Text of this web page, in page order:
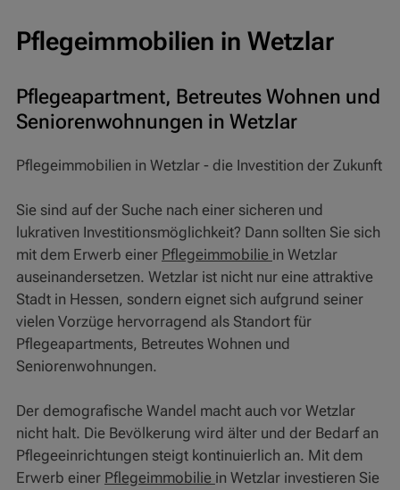
Pflegeimmobilien in Wetzlar
Pflegeapartment, Betreutes Wohnen und
Seniorenwohnungen in Wetzlar
Pflegeimmobilien in Wetzlar - die Investition der Zukunft
Sie sind auf der Suche nach einer sicheren und
lukrativen Investitionsmöglichkeit? Dann sollten Sie sich
mit dem Erwerb einer Pflegeimmobilie in Wetzlar
auseinandersetzen. Wetzlar ist nicht nur eine attraktive
Stadt in Hessen, sondern eignet sich aufgrund seiner
vielen Vorzüge hervorragend als Standort für
Pflegeapartments, Betreutes Wohnen und
Seniorenwohnungen.
Der demografische Wandel macht auch vor Wetzlar
nicht halt. Die Bevölkerung wird älter und der Bedarf an
Pflegeeinrichtungen steigt kontinuierlich an. Mit dem
Erwerb einer Pflegeimmobilie in Wetzlar investieren Sie